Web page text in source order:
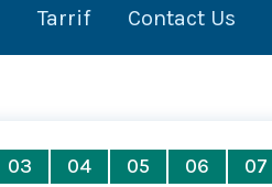
Tarrif Contact Us
03 04 05 06 07